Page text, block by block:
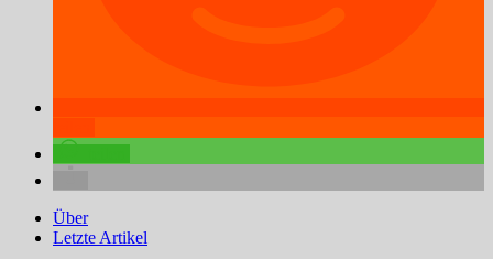
Über
Letzte Artikel